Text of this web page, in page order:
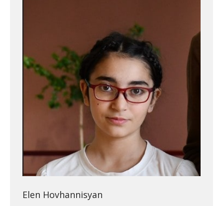
Elen Hovhannisyan